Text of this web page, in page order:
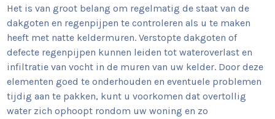
Het is van groot belang om regelmatig de staat van de
dakgoten en regenpijpen te controleren als u te maken
heeft met natte keldermuren. Verstopte dakgoten of
defecte regenpijpen kunnen leiden tot wateroverlast en
infiltratie van vocht in de muren van uw kelder. Door deze
elementen goed te onderhouden en eventuele problemen
tijdig aan te pakken, kunt u voorkomen dat overtollig
water zich ophoopt rondom uw woning en zo